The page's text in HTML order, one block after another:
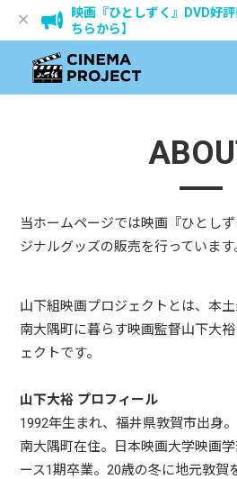
映画『ひとしずく』DVD好
ちらから】
当ホームページでは映画『ひとし
ジナルグッズの販売を行っています
山下組映画プロジェクトとは、本
南大隅町に暮らす映画監督山下大
ェクトです。
山下大裕 プロフィール
1992年生まれ、福井県敦賀市出身
南大隅町在住。日本映画大学映画
ース1期卒業。20歳の冬に地元敦賀